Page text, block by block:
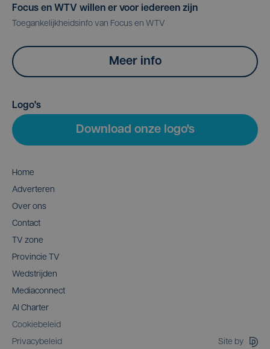
Focus en WTV willen er voor iedereen zijn
Toegankelijkheidsinfo van Focus en WTV
Meer info
Logo's
Download onze logo's
Home
Adverteren
Over ons
Contact
TV zone
Provincie TV
Wedstrijden
Mediaconnect
AI Charter
Cookiebeleid
Privacybeleid
Site by